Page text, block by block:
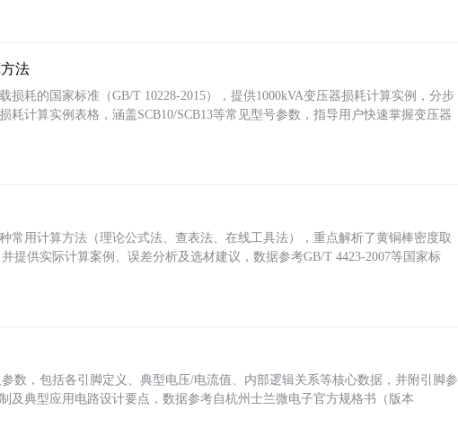
法
损耗的国家标准（GB/T 10228-2015），提供1000kVA变压器损耗计算实例，分步
耗计算实例表格，涵盖SCB10/SCB13等常见型号参数，指导用户快速掌握变压器
常用计算方法（理论公式法、查表法、在线工具法），重点解析了黄铜棒密度取
提供实际计算案例、误差分析及选材建议，数据参考GB/T 4423-2007等国家标
数，包括各引脚定义、典型电压/电流值、内部逻辑关系等核心数据，并附引脚参
及典型应用电路设计要点，数据参考自杭州士兰微电子官方规格书（版本